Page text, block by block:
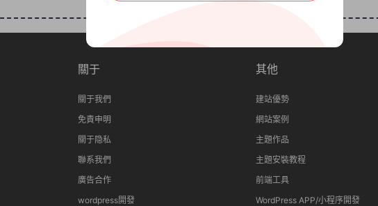
關于
關于我們
免責申明
關于隐私
聯系我們
廣告合作
wordpress開發
其他
建站優勢
網站案例
主題作品
主題安裝教程
前端工具
WordPress APP/小程序開發